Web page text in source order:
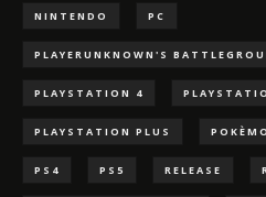
NINTENDO PC
PLAYERUNKNOWN'S
PLAYSTATION 4
PLAYSTATION PLUS
PS4 PS5 RELEASE